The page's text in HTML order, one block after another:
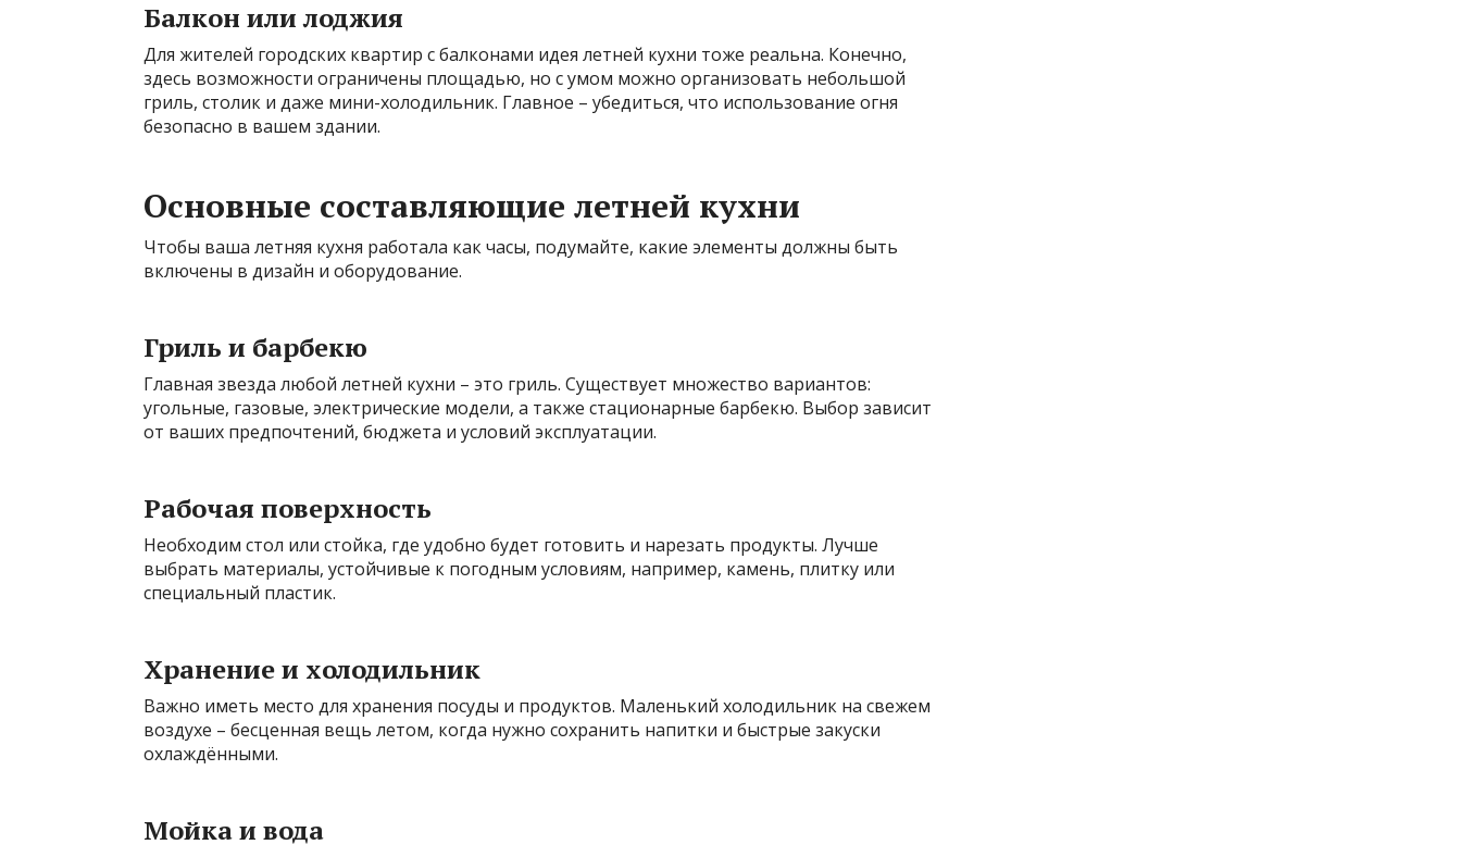
Балкон или лоджия
Для жителей городских квартир с балконами идея летней кухни тоже реальна. Конечно,
здесь возможности ограничены площадью, но с умом можно организовать небольшой
гриль, столик и даже мини-холодильник. Главное – убедиться, что использование огня
безопасно в вашем здании.
Основные составляющие летней кухни
Чтобы ваша летняя кухня работала как часы, подумайте, какие элементы должны быть
включены в дизайн и оборудование.
Гриль и барбекю
Главная звезда любой летней кухни – это гриль. Существует множество вариантов:
угольные, газовые, электрические модели, а также стационарные барбекю. Выбор зависит
от ваших предпочтений, бюджета и условий эксплуатации.
Рабочая поверхность
Необходим стол или стойка, где удобно будет готовить и нарезать продукты. Лучше
выбрать материалы, устойчивые к погодным условиям, например, камень, плитку или
специальный пластик.
Хранение и холодильник
Важно иметь место для хранения посуды и продуктов. Маленький холодильник на свежем
воздухе – бесценная вещь летом, когда нужно сохранить напитки и быстрые закуски
охлаждёнными.
Мойка и вода